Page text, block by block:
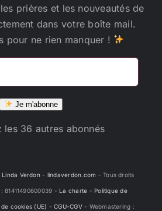
prières et les nouveautés de
dans votre boîte mail.
pour ne rien manquer !
Je m'abonne
les 36 autres abonnés
Linda Verdon- lindaverdon.com - Tous droits
81411490600039 - La charte - Politique de
cookies (UE) -CGU-CGV- Webmastering :